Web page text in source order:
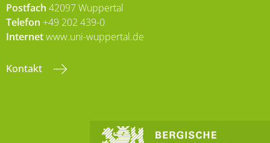
Postfach 42097 Wuppertal
Telefon +49 202 439-0
Internetwww.uni-wuppertal.de
Kontakt